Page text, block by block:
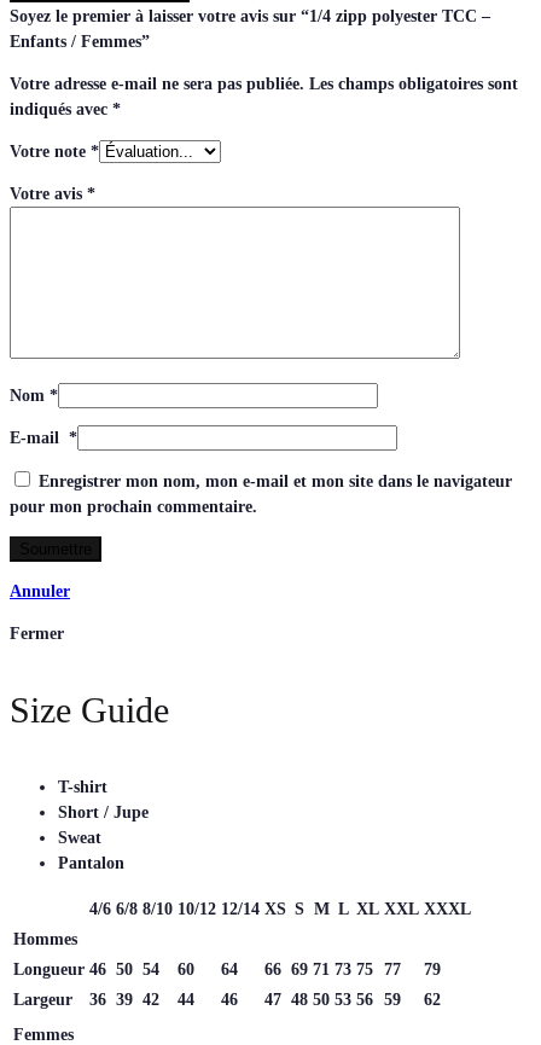
Soyez le premier à laisser votre avis sur “1/4 zipp polyester TCC –
Enfants / Femmes”
Votre adresse e-mail ne sera pas publiée. Les champs obligatoires sont
indiqués avec *
Votre note *
Votre avis *
Nom *
E-mail *
Enregistrer mon nom, mon e-mail et mon site dans le navigateur
pour mon prochain commentaire.
Annuler
Fermer
Size Guide
T-shirt
Short / Jupe
Sweat
Pantalon
4/6 6/8 8/10 10/12 12/14 XS S M L XL XXL XXXL
Hommes
Longueur 46 50 54 60 64 66 69 71 73 75 77
79
Largeur
36 39 42 44 46 47 48 50 53 56 59
62
Femmes